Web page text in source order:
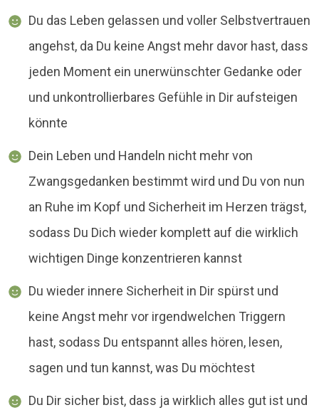
Du das Leben gelassen und voller Selbstvertrauen
angehst, da Du keine Angst mehr davor hast, dass
jeden Moment ein unerwünschter Gedanke oder
und unkontrollierbares Gefühle in Dir aufsteigen
könnte
Dein Leben und Handeln nicht mehr von
Zwangsgedanken bestimmt wird und Du von nun
an Ruhe im Kopf und Sicherheit im Herzen trägst,
sodass Du Dich wieder komplett auf die wirklich
wichtigen Dinge konzentrieren kannst
Du wieder innere Sicherheit in Dir spürst und
keine Angst mehr vor irgendwelchen Triggern
hast, sodass Du entspannt alles hören, lesen,
sagen und tun kannst, was Du möchtest
Du Dir sicher bist, dass ja wirklich alles gut ist und